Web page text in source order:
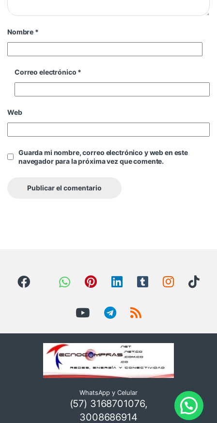
Nombre *
Correo electrónico *
Web
Guarda mi nombre, correo electrónico y web en este
navegador para la próxima vez que comente.
WhatsApp y Celular
(57) 3168701076,
3008686914